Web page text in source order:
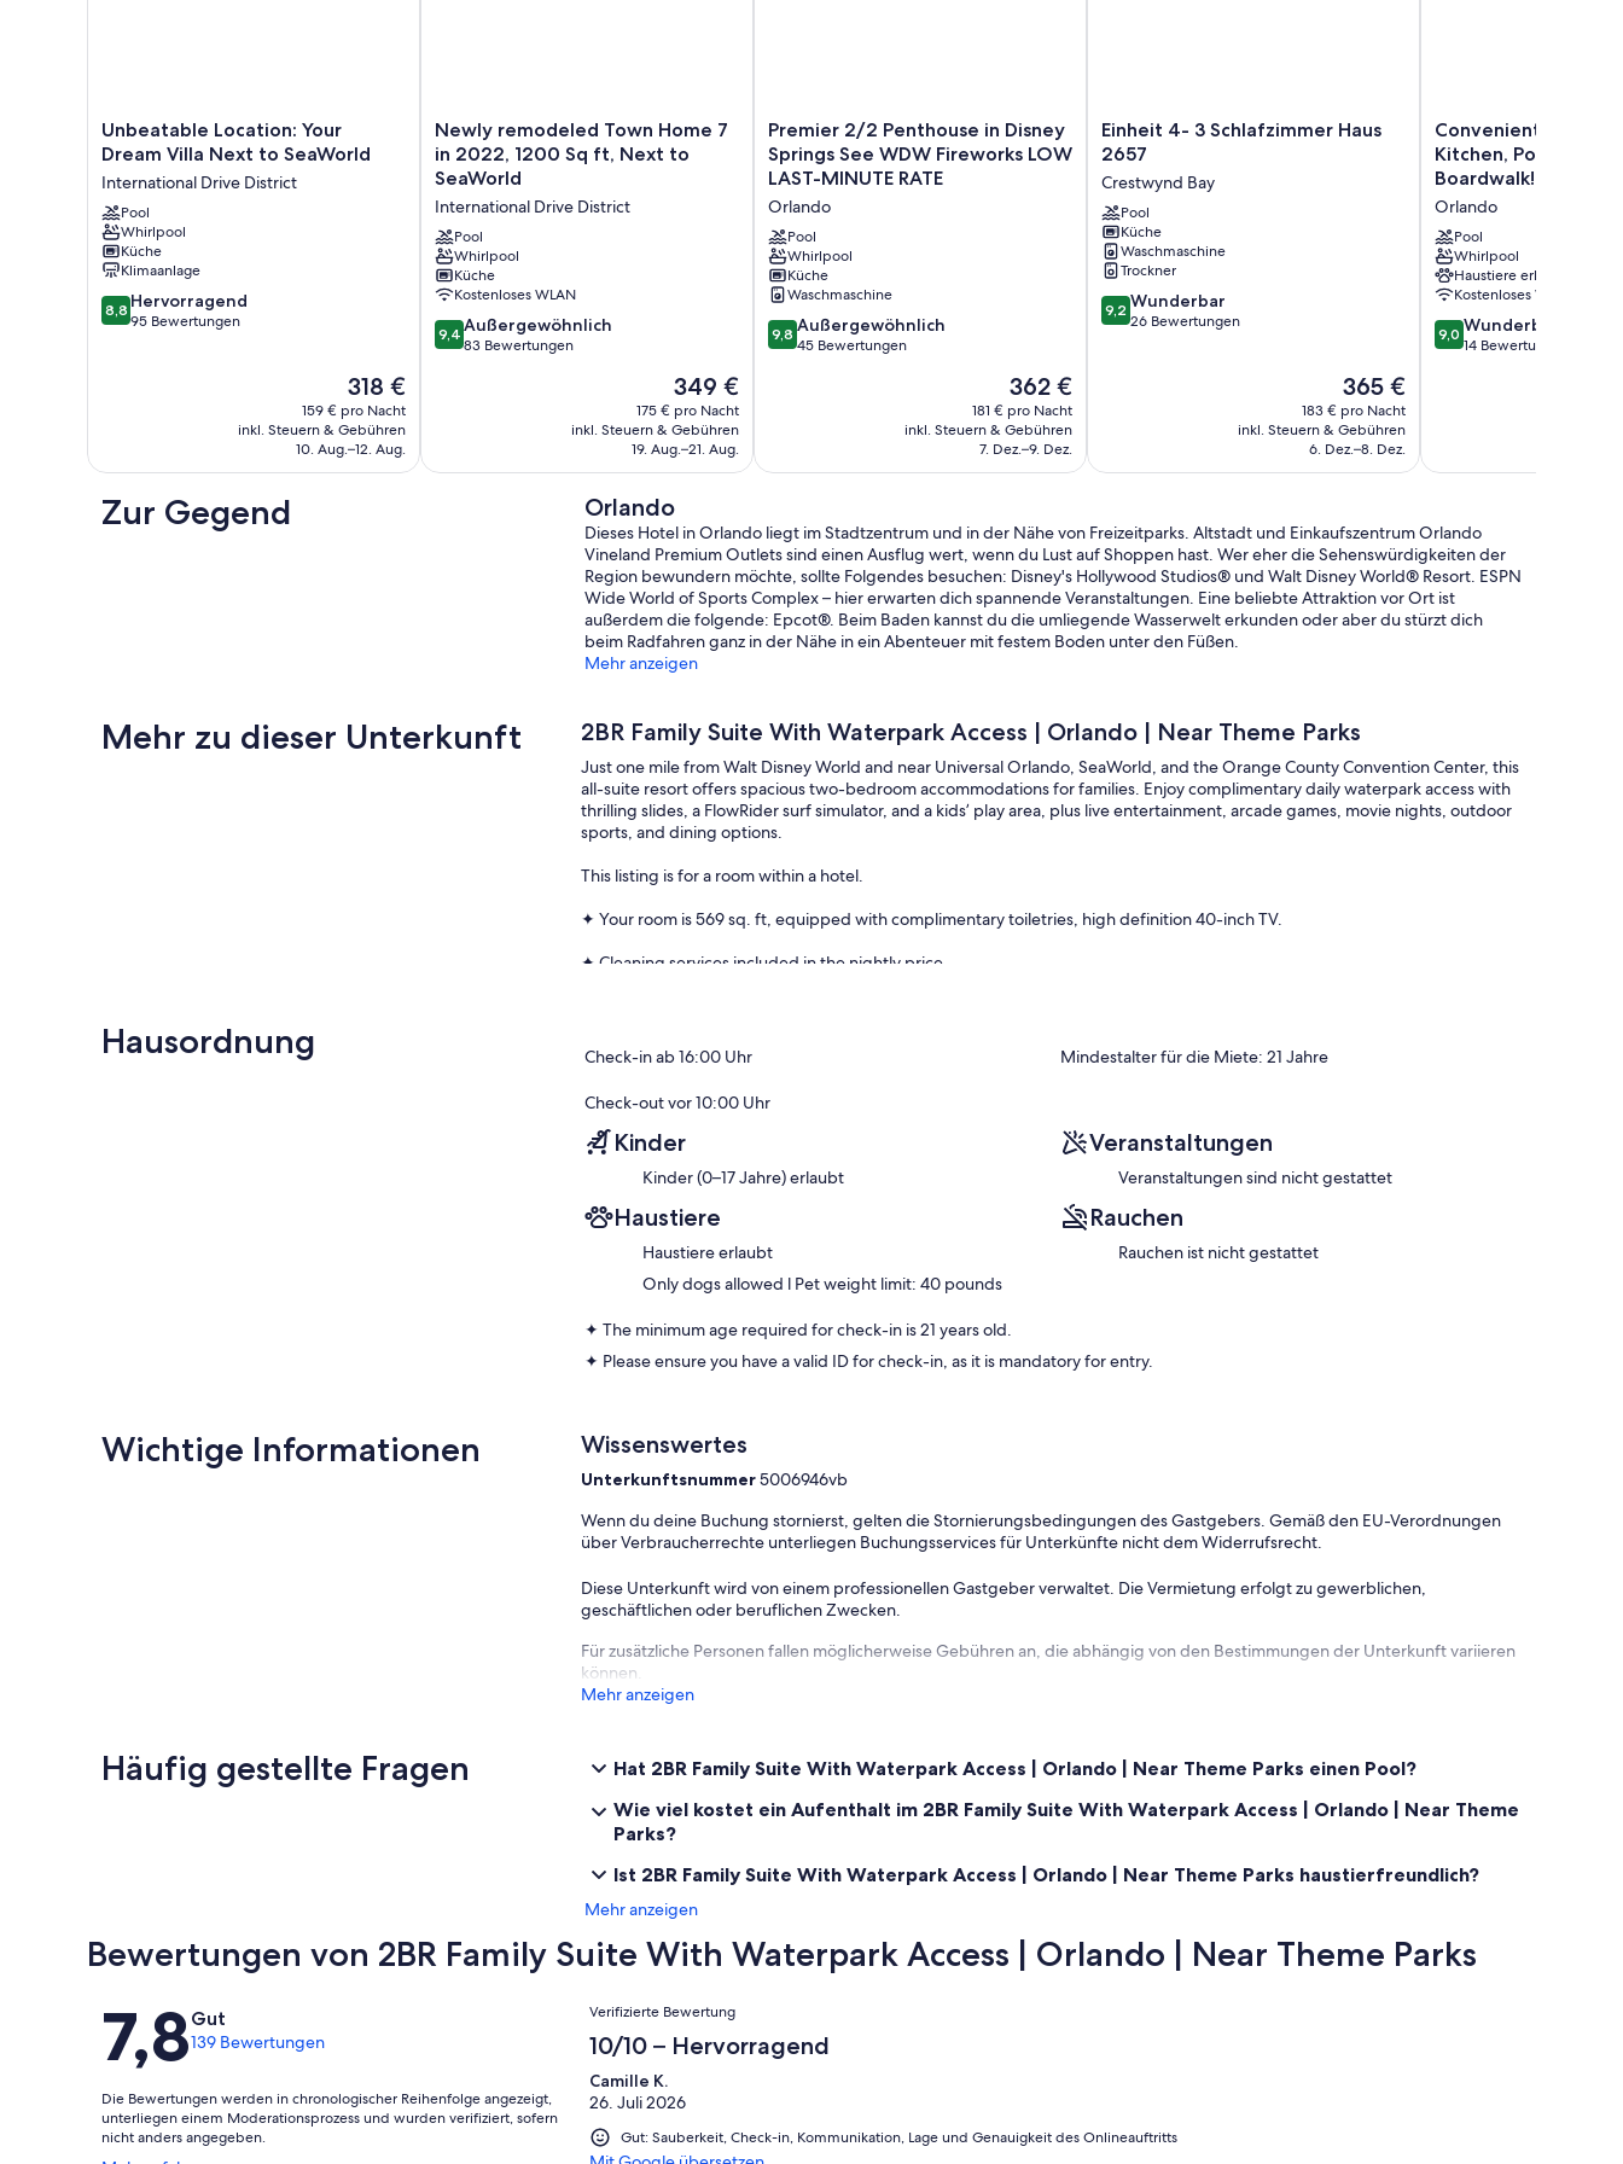
Unbeatable
Location:
Dream
Villa
Next
to
SeaWorld
International
Drive
Unbeatable Location: Your
Dream Villa Next to SeaWorld
International Drive District
Pool
Whirlpool
Küche
Klimaanlage
8.8
von
8,8 Hervorragend
95 Bewertungen
Der
Preis
beträgt
318 €
318 €
159 € pro Nacht
inkl. Steuern & Gebühren
10. Aug.–12. Aug.
Newly
remodeled
Town
Home
7
in
2022,
1200
Sq
ft,
Next
Newly remodeled Town Home 7
in 2022, 1200 Sq ft, Next to
SeaWorld
International Drive District
Pool
Whirlpool
Küche
Kostenloses WLAN
9.4
von
9,4 Außergewöhnlich
83 Bewertungen
Der
Preis
beträgt
349 €
349 €
175 € pro Nacht
inkl. Steuern & Gebühren
19. Aug.–21. Aug.
Premier
2/2
Penthouse
in
Disney
Springs
See
WDW
Fireworks
LOW
LAST-
Premier 2/2 Penthouse in Disney
Springs See WDW Fireworks LOW
LAST-MINUTE RATE
Orlando
Pool
Whirlpool
Küche
Waschmaschine
9.8
von
9,8 Außergewöhnlich
45 Bewertungen
Der
Preis
beträgt
362 €
362 €
181 € pro Nacht
inkl. Steuern & Gebühren
7. Dez.–9. Dez.
Einheit
4-
Schlafzimmer
Haus
2657
Crestwynd
Bay
Einheit 4- 3 Schlafzimmer Haus
2657
Crestwynd Bay
Pool
Küche
Waschmaschine
Trockner
9.2
von
9,2 Wunderbar
26 Bewertungen
Der
Preis
beträgt
365 €
365 €
183 € pro Nacht
inkl. Steuern & Gebühren
6. Dez.–8. Dez.
Convenient
2BR
Suite
with
Full
Kitchen,
Pool,
Close
To
Disney's
Boardwalk!
Convenient 2BR
Kitchen, Pool, Close
Boardwalk!
Orlando
Pool
Whirlpool
Haustiere erlaubt
Kostenloses WLAN
9.0
von
9,0 Wunderbar
14 Bewertungen
Zur Gegend Orlando
Dieses Hotel in Orlando liegt im Stadtzentrum und in der Nähe von Freizeitparks. Altstadt und Einkaufszentrum Orlando
Vineland Premium Outlets sind einen Ausflug wert, wenn du Lust auf Shoppen hast. Wer eher die Sehenswürdigkeiten der
Region bewundern möchte, sollte Folgendes besuchen: Disney's Hollywood Studios® und Walt Disney World® Resort. ESPN
Wide World of Sports Complex – hier erwarten dich spannende Veranstaltungen. Eine beliebte Attraktion vor Ort ist
außerdem die folgende: Epcot®. Beim Baden kannst du die umliegende Wasserwelt erkunden oder aber du stürzt dich
beim Radfahren ganz in der Nähe in ein Abenteuer mit festem Boden unter den Füßen.
Mehr anzeigen
Mehr zu dieser Unterkunft 2BR Family Suite With Waterpark Access | Orlando | Near Theme Parks
Just one mile from Walt Disney World and near Universal Orlando, SeaWorld, and the Orange County Convention Center, this
all-suite resort offers spacious two-bedroom accommodations for families. Enjoy complimentary daily waterpark access with
thrilling slides, a FlowRider surf simulator, and a kids’ play area, plus live entertainment, arcade games, movie nights, outdoor
sports, and dining options.
This listing is for a room within a hotel.
✦ Your room is 569 sq. ft, equipped with complimentary toiletries, high definition 40-inch TV.
✦ Cleaning services included in the nightly price.
✦ The minimum age required for check-in is 21 years old.
✦ Please ensure you have a valid ID for check-in, as it is mandatory for entry.
———————————————
Guest Access:
During your stay, you will have access to the property and amenities according to the following schedule:
✦ Check-in is available from 04:00 pm.
✦ You may keep your luggage at the front desk if you arrive early.
✦ Public or shared fitness center is available, available in the property.
✦ Outdoor shared pool is available.
Other Things to Note:
✦ A mandatory resort fee of $28.13 per night will be collected upon check-in, not included in the daily rate.
✦ Pets are welcome with an additional charge of $125.00. Only dogs allowed l Pet weight limit: 40 pounds
✦ We use multi-unit listings, so rooms are similar but may have small differences.
✦ Buffet breakfast is available for a fee.
✦ Early check-in and late check-out are subject to availability for a fee.
Hausordnung Check-in ab 16:00 Uhr Mindestalter für die Miete: 21 Jahre
Check-out vor 10:00 Uhr
Kinder
Kinder (0–17 Jahre) erlaubt
Veranstaltungen
Veranstaltungen sind nicht gestattet
Haustiere
Haustiere erlaubt
Only dogs allowed l Pet weight limit: 40 pounds
Rauchen
Rauchen ist nicht gestattet
✦ The minimum age required for check-in is 21 years old.
✦ Please ensure you have a valid ID for check-in, as it is mandatory for entry.
Wichtige Informationen Wissenswertes
Unterkunftsnummer5006946vb
Wenn du deine Buchung stornierst, gelten die Stornierungsbedingungen des Gastgebers. Gemäß den EU-Verordnungen
über Verbraucherrechte unterliegen Buchungsservices für Unterkünfte nicht dem Widerrufsrecht.
Diese Unterkunft wird von einem professionellen Gastgeber verwaltet. Die Vermietung erfolgt zu gewerblichen,
geschäftlichen oder beruflichen Zwecken.
Für zusätzliche Personen fallen möglicherweise Gebühren an, die abhängig von den Bestimmungen der Unterkunft variieren
können.
Mehr anzeigen
Häufig gestellte Fragen
Hat 2BR Family Suite With Waterpark Access | Orlando | Near Theme Parks einen Pool?
Wie viel kostet ein Aufenthalt im 2BR Family Suite With Waterpark Access | Orlando | Near Theme
Parks?
Ist 2BR Family Suite With Waterpark Access | Orlando | Near Theme Parks haustierfreundlich?
Mehr anzeigen
Bewertungen von 2BR Family Suite With Waterpark Access | Orlando | Near Theme Parks
Bewertungen
7,8Gut
139 Bewertungen
Die Bewertungen werden in chronologischer Reihenfolge angezeigt,
unterliegen einem Moderationsprozess und wurden verifiziert, sofern
nicht anders angegeben.
Bewertungen
Verifizierte Bewertung
10/10 – Hervorragend
Camille K.
26. Juli 2026
Gut: Sauberkeit, Check-in, Kommunikation, Lage und Genauigkeit des Onlineauftritts